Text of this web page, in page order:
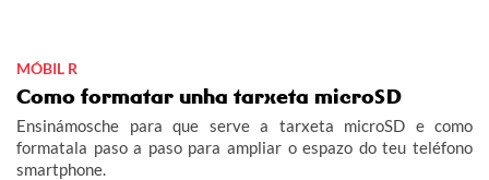
MÓBIL R
Como formatar unha tarxeta microSD
Ensinámosche para que serve a tarxeta microSD e como
formatala paso a paso para ampliar o espazo do teu teléfono
smartphone.